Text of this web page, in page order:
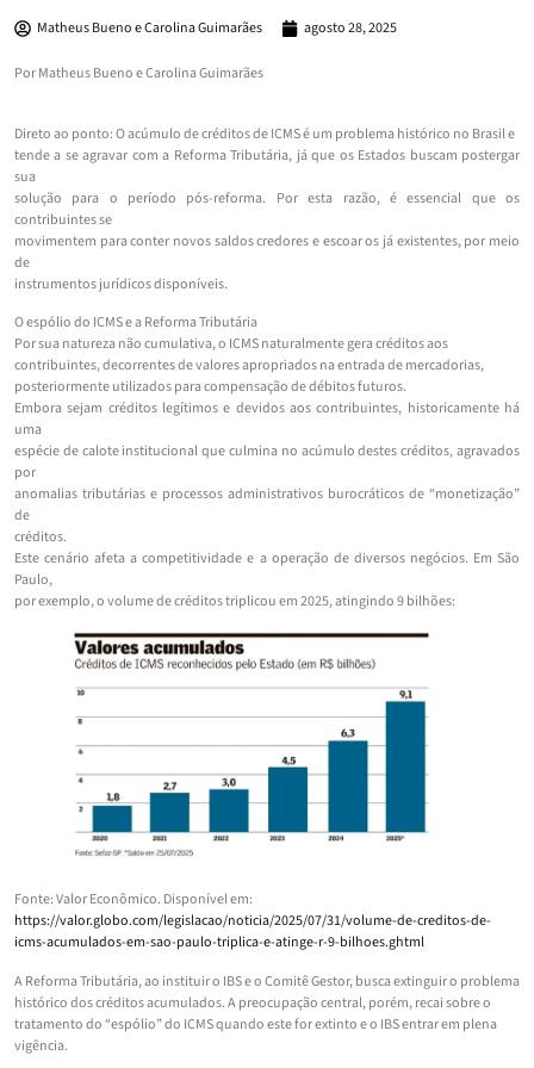
Matheus Bueno e Carolina Guimarães agosto 28, 2025
Por Matheus Bueno e Carolina Guimarães
Direto ao ponto: O acúmulo de créditos de ICMS é um problema histórico no Brasil e
tende a se agravar com a Reforma Tributária, já que os Estados buscam postergar
sua
solução para o período pós-reforma. Por esta razão, é essencial que os
contribuintes se
movimentem para conter novos saldos credores e escoar os já existentes, por meio
de
instrumentos jurídicos disponíveis.
O espólio do ICMS e a Reforma Tributária
Por sua natureza não cumulativa, o ICMS naturalmente gera créditos aos
contribuintes, decorrentes de valores apropriados na entrada de mercadorias,
posteriormente utilizados para compensação de débitos futuros.
Embora sejam créditos legítimos e devidos aos contribuintes, historicamente há
uma
espécie de calote institucional que culmina no acúmulo destes créditos, agravados
por
anomalias tributárias e processos administrativos burocráticos de “monetização”
de
créditos.
Este cenário afeta a competitividade e a operação de diversos negócios. Em São
Paulo,
por exemplo, o volume de créditos triplicou em 2025, atingindo 9 bilhões:
Fonte: Valor Econômico. Disponível em:
https://valor.globo.com/legislacao/noticia/2025/07/31/volume-de-creditos-de-
icms-acumulados-em-sao-paulo-triplica-e-atinge-r-9-bilhoes.ghtml
A Reforma Tributária, ao instituir o IBS e o Comitê Gestor, busca extinguir o problema
histórico dos créditos acumulados. A preocupação central, porém, recai sobre o
tratamento do “espólio” do ICMS quando este for extinto e o IBS entrar em plena
vigência.